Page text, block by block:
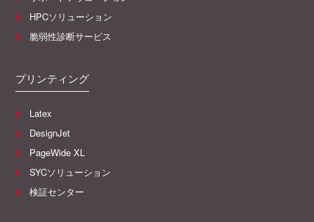
HPCソリューション
脆弱性診断サービス
プリンティング
Latex
DesignJet
PageWide XL
SYCソリューション
検証センター